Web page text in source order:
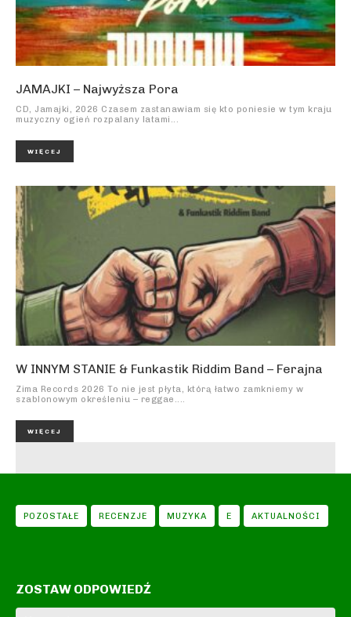
JAMAJKI – Najwyższa Pora
CD, Jamajki, 2026 Czasem zastanawiam się kto poniesie w tym kraju
muzyczny ogień rozpalany latami...
WIĘCEJ
W INNYM STANIE & Funkastik Riddim Band – Ferajna
Zima Records 2026 To nie jest płyta, którą łatwo zamkniemy w
szablonowym określeniu – reggae....
WIĘCEJ
POZOSTAŁE RECENZJE MUZYKA E AKTUALNOŚCI
ZOSTAW ODPOWIEDŹ